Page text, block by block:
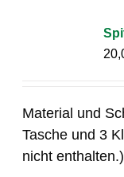
Material und
Tasche und 3
nicht enthalten.)